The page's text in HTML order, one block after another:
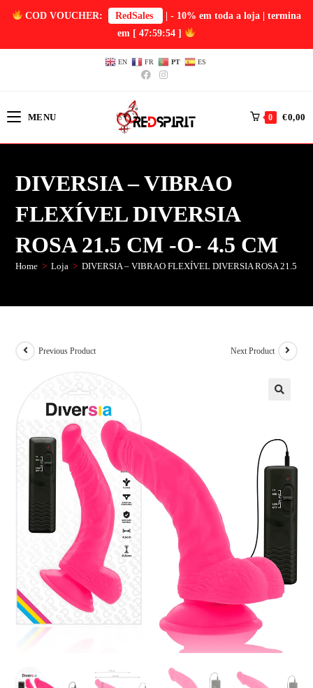
COD VOUCHER: RedSales
| - 10% em toda a loja | termina
em [ 47:59:54 ]
EN FR PT ES
MENU 0 €0,00
DIVERSIA – VIBRAO
FLEXÍVEL DIVERSIA
ROSA 21.5 CM -O- 4.5 CM
Home > Loja > DIVERSIA – VIBRAO FLEXÍVEL DIVERSIA ROSA 21.5
Previous Product Next Product